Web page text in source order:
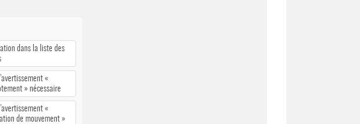
dans la liste des
«
» nécessaire
«
de mouvement »